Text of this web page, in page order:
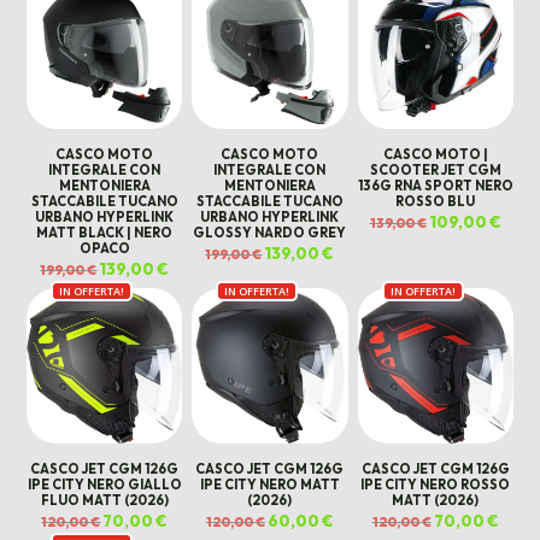
CASCO MOTO
INTEGRALE CON
MENTONIERA
STACCABILE TUCANO
URBANO HYPERLINK
MATT BLACK | NERO
OPACO
199,00€Il
prezzo
originale
era:
199,00 €.
139,00€
prezzo
attuale
è:
139,00 €.
CASCO MOTO
INTEGRALE CON
MENTONIERA
STACCABILE TUCANO
URBANO HYPERLINK
GLOSSY NARDO GREY
199,00€Il
prezzo
era:
199,00 €.
139,00€
139,00 €.
CASCO MOTO |
SCOOTER JET CGM
136G RNA SPORT NERO
ROSSO BLU
139,00€ Il
prezzo
109,00€Il
IN OFFERTA!
CASCO JET CGM 126G
IPE CITY NERO GIALLO
FLUO MATT (2026)
120,00€Il
prezzo
70,00€
prezzo
IN OFFERTA!
CASCO JET CGM 126G
IPE CITY NERO MATT
(2026)
120,00€ Il
prezzo
60,00€Il
prezzo
IN OFFERTA!
CASCO JET CGM 126G
IPE CITY NERO ROSSO
MATT (2026)
120,00€ Il
prezzo
70,00€Il